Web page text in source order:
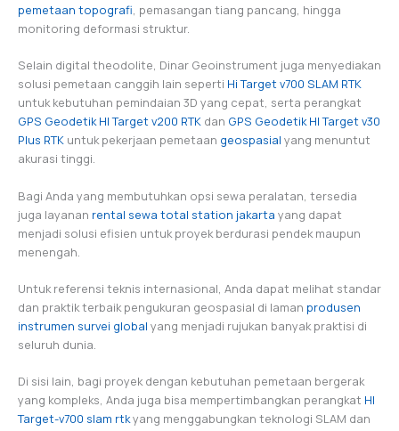
pemetaan topografi, pemasangan tiang pancang, hingga
monitoring deformasi struktur.
Selain digital theodolite, Dinar Geoinstrument juga menyediakan
solusi pemetaan canggih lain seperti Hi Target v700 SLAM RTK
untuk kebutuhan pemindaian 3D yang cepat, serta perangkat
GPS Geodetik HI Target v200 RTK dan GPS Geodetik HI Target v30
Plus RTK untuk pekerjaan pemetaan geospasial yang menuntut
akurasi tinggi.
Bagi Anda yang membutuhkan opsi sewa peralatan, tersedia
juga layanan rental sewa total station jakarta yang dapat
menjadi solusi efisien untuk proyek berdurasi pendek maupun
menengah.
Untuk referensi teknis internasional, Anda dapat melihat standar
dan praktik terbaik pengukuran geospasial di laman produsen
instrumen survei global yang menjadi rujukan banyak praktisi di
seluruh dunia.
Di sisi lain, bagi proyek dengan kebutuhan pemetaan bergerak
yang kompleks, Anda juga bisa mempertimbangkan perangkat HI
Target-v700 slam rtkyang menggabungkan teknologi SLAM dan